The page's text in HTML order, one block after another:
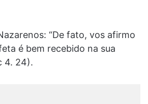
“De fato, vos afirmo
é bem recebido na sua
4. 24).